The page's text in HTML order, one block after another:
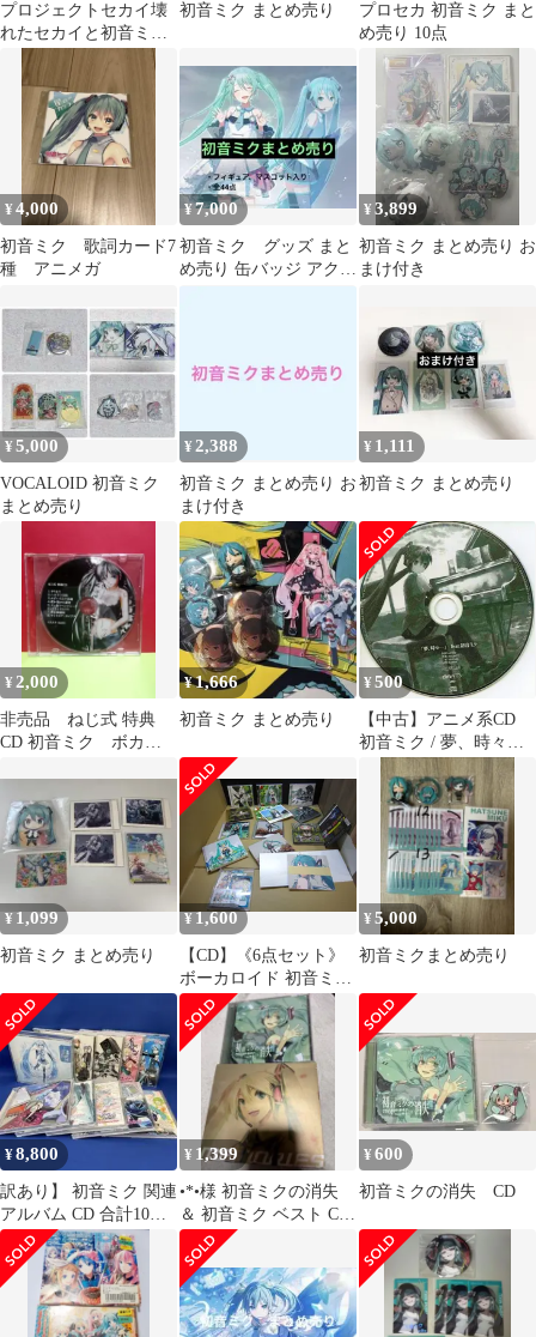
プロジェクトセカイ壊
れたセカイと初音ミク
まとめ売り
初音ミク まとめ売り
プロセカ 初音ミク まと
め売り 10点
¥4,000
初音ミク 歌詞カード7
種 アニメガ
¥7,000
初音ミク グッズ まと
め売り 缶バッジ アクス
タ アクキー ぬいぐるみ
¥3,899
初音ミク まとめ売り お
まけ付き
¥5,000
VOCALOID 初音ミク
まとめ売り
¥2,388
初音ミク まとめ売り お
まけ付き
¥ 1,111
初音ミク まとめ売り
¥ 2,000
非売品 ねじ式 特典
CD 初音ミク ボカ
¥1,666
初音ミク まとめ売り
¥500
【中古】アニメ系CD
初音ミク / 夢、時々…
¥1,099
初音ミク まとめ売り
¥1,600
【CD】《6点セット》
ボーカロイド 初音ミク
まとめセット ※特典
つき
¥5,000
初音ミクまとめ売り
¥8,800
訳あり】 初音ミク 関連
アルバム CD 合計10枚
セット レンタル落ち/ボ
カロ
¥ 1,399
•*•様 初音ミクの消失
＆ 初音ミク ベスト CD
セット
¥600
初音ミクの消失 CD